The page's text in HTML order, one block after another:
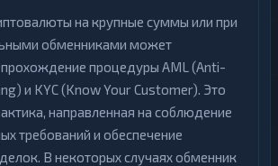
на крупные суммы или при
обменниками может
прохождение процедуры AML (Anti-
и KYC (Know Your Customer). Это
направленная на соблюдение
требований и обеспечение
В некоторых случаях обменник